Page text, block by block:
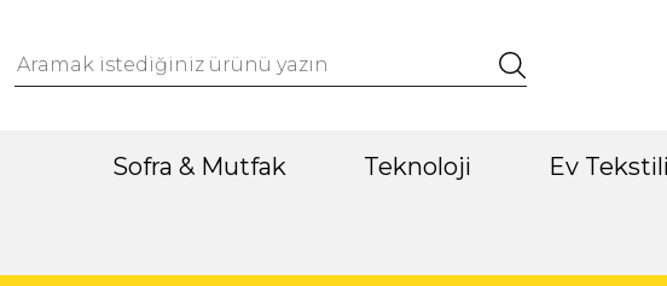
Sofra & Mutfak Teknoloji Ev Tekstili